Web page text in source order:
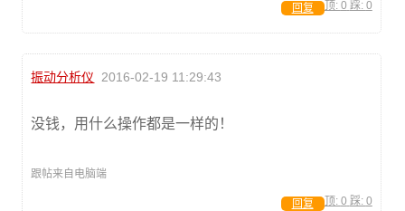
顶: 0 踩: 0
回复
振动分析仪 2016-02-19 11:29:43
没钱，用什么操作都是一样的！
跟帖来自电脑端
顶: 0 踩: 0
回复